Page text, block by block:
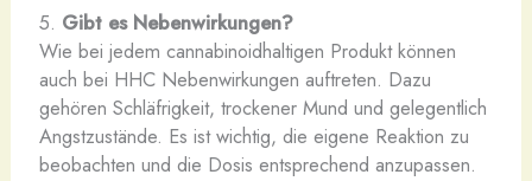
5. Gibt es Nebenwirkungen?
Wie bei jedem cannabinoidhaltigen Produkt können
auch bei HHC Nebenwirkungen auftreten. Dazu
gehören Schläfrigkeit, trockener Mund und gelegentlich
Angstzustände. Es ist wichtig, die eigene Reaktion zu
beobachten und die Dosis entsprechend anzupassen.